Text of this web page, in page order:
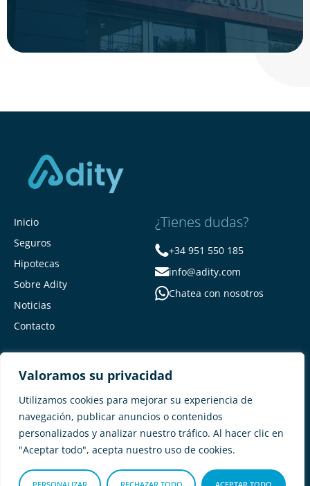
Valoramos su privacidad
Utilizamos cookies para mejorar su experiencia de
navegación, publicar anuncios o contenidos
personalizados y analizar nuestro tráfico. Al hacer clic en
"Aceptar todo", acepta nuestro uso de cookies.
Inicio
Seguros
Hipotecas
Sobre Adity
Noticias
Contacto
¿Tienes dudas?
+34 951 550 185
info@adity.com
Chatea con nosotros
Adity Seguros – Mapa del Sitio –